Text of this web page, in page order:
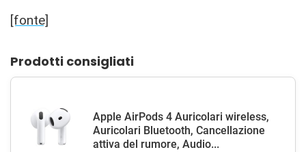
[fonte]
Prodotti consigliati
Apple AirPods 4 Auricolari wireless,
Auricolari Bluetooth, Cancellazione
attiva del rumore, Audio...